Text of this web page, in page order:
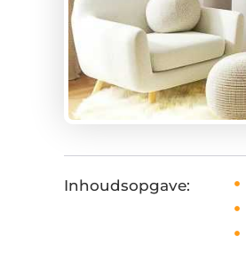
Inhoudsopgave: